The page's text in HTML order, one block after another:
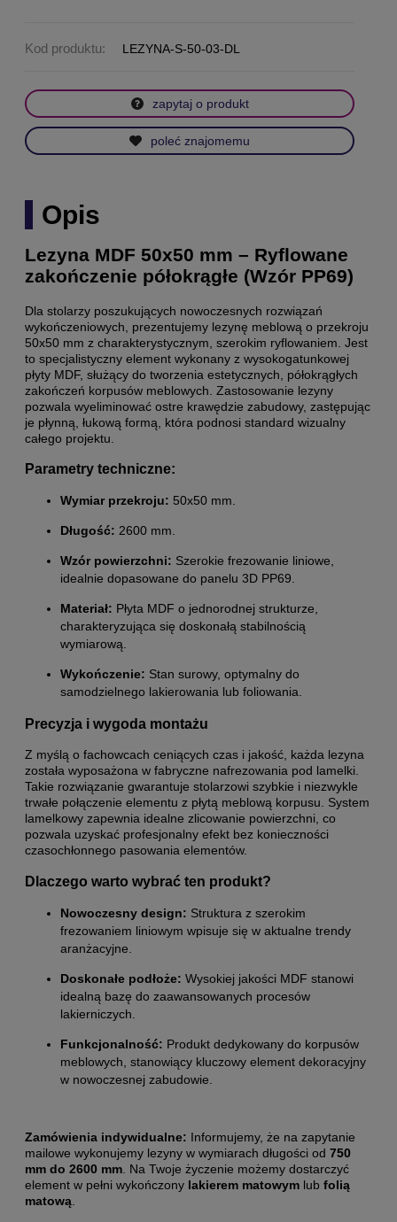
Kod produktu: LEZYNA-S-50-03-DL
zapytaj o produkt
poleć znajomemu
Opis
Lezyna MDF 50x50 mm – Ryflowane
zakończenie półokrągłe (Wzór PP69)
Dla stolarzy poszukujących nowoczesnych rozwiązań
wykończeniowych, prezentujemy lezynę meblową o przekroju
50x50 mm z charakterystycznym, szerokim ryflowaniem. Jest
to specjalistyczny element wykonany z wysokogatunkowej
płyty MDF, służący do tworzenia estetycznych, półokrągłych
zakończeń korpusów meblowych. Zastosowanie lezyny
pozwala wyeliminować ostre krawędzie zabudowy, zastępując
je płynną, łukową formą, która podnosi standard wizualny
całego projektu.
Parametry techniczne:
Wymiar przekroju: 50x50 mm.
Długość: 2600 mm.
Wzór powierzchni: Szerokie frezowanie liniowe,
idealnie dopasowane do panelu 3D PP69.
Materiał: Płyta MDF o jednorodnej strukturze,
charakteryzująca się doskonałą stabilnością
wymiarową.
Wykończenie: Stan surowy, optymalny do
samodzielnego lakierowania lub foliowania.
Precyzja i wygoda montażu
Z myślą o fachowcach ceniących czas i jakość, każda lezyna
została wyposażona w fabryczne nafrezowania pod lamelki.
Takie rozwiązanie gwarantuje stolarzowi szybkie i niezwykle
trwałe połączenie elementu z płytą meblową korpusu. System
lamelkowy zapewnia idealne zlicowanie powierzchni, co
pozwala uzyskać profesjonalny efekt bez konieczności
czasochłonnego pasowania elementów.
Dlaczego warto wybrać ten produkt?
Nowoczesny design: Struktura z szerokim
frezowaniem liniowym wpisuje się w aktualne trendy
aranżacyjne.
Doskonałe podłoże: Wysokiej jakości MDF stanowi
idealną bazę do zaawansowanych procesów
lakierniczych.
Funkcjonalność: Produkt dedykowany do korpusów
meblowych, stanowiący kluczowy element dekoracyjny
w nowoczesnej zabudowie.
Zamówienia indywidualne: Informujemy, że na zapytanie
mailowe wykonujemy lezyny w wymiarach długości od 750
mm do 2600 mm . Na Twoje życzenie możemy dostarczyć
element w pełni wykończony lakierem matowym lub folią
matową